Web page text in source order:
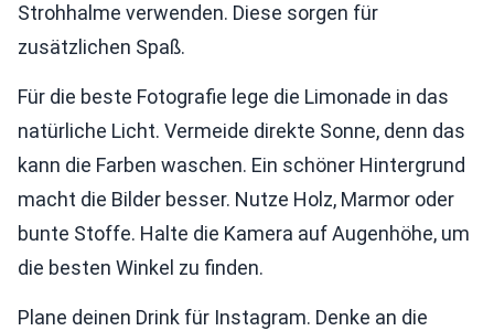
Strohhalme verwenden. Diese sorgen für
zusätzlichen Spaß.
Für die beste Fotografie lege die Limonade in das
natürliche Licht. Vermeide direkte Sonne, denn das
kann die Farben waschen. Ein schöner Hintergrund
macht die Bilder besser. Nutze Holz, Marmor oder
bunte Stoffe. Halte die Kamera auf Augenhöhe, um
die besten Winkel zu finden.
Plane deinen Drink für Instagram. Denke an die